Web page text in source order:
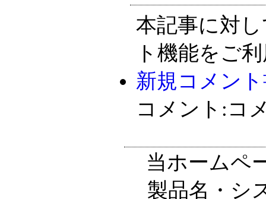
本記事に対
ト機能をご
新規コメン
コメント:コ
当ホームペ
製品名・シ